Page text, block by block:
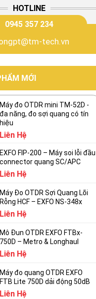
HOTLINE
0945 357 234
tech.vn
MỚI
Máy đo OTDR mini TM-52D -
đa năng, đo sợi quang có tín
hiệu
Liên Hệ
EXFO FIP-200 – Máy soi lỗi đầu
connector quang SC/APC
Liên Hệ
Máy Đo OTDR Sợi Quang Lõi
Rỗng HCF – EXFO NS-348x
Liên Hệ
Mô Đun OTDR EXFO FTBx-
750D – Metro & Longhaul
Liên Hệ
Máy đo quang OTDR EXFO
FTB Lite 750D dải động 50dB
Liên Hệ